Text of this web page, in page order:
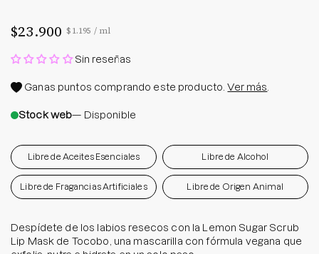
$23.900 Precio por unidad
$1.195 /por
ml
Sin reseñas
Ganas puntos comprando este producto.Ver más
Stock web— Disponible
Libre de Aceites Esenciales Libre de Alcohol
Libre de Fragancias Artificiales Libre de Origen Animal
Despídete de los labios resecos con la Lemon Sugar Scrub
Lip Mask de Tocobo, una mascarilla con fórmula vegana que